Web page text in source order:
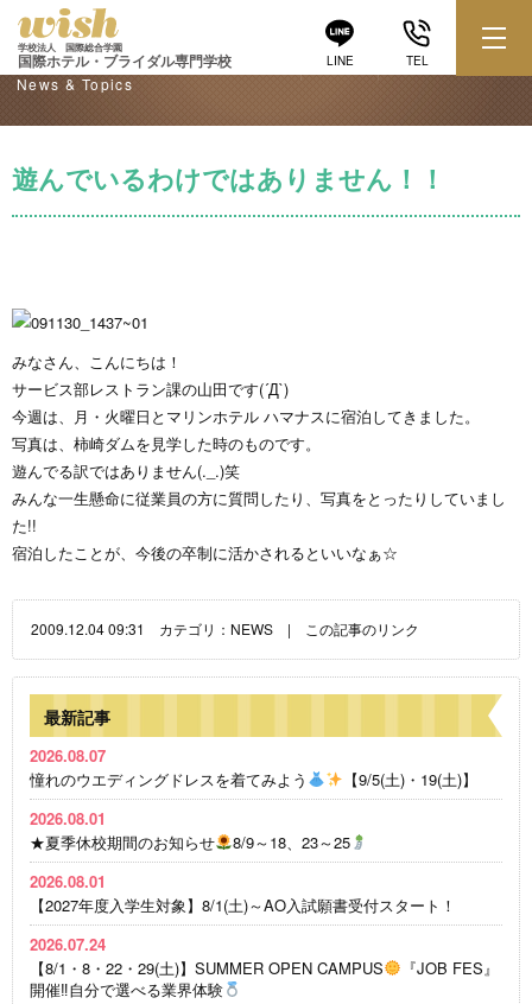
LINE TEL
学校法人 国際総合学園
国際ホテル・ブライダル専門学校
学校からのお知らせ
News & Topics
遊んでいるわけではありません！！
みなさん、こんにちは！
サービス部レストラン課の山田です(´Д`)
今週は、月・火曜日とマリンホテル ハマナスに宿泊してきました。
写真は、柿崎ダムを見学した時のものです。
遊んでる訳ではありません(._.)笑
みんな一生懸命に従業員の方に質問したり、写真をとったりしていまし
た!!
宿泊したことが、今後の卒制に活かされるといいなぁ☆
2009.12.04 09:31 カテゴリ： NEWS | この記事のリンク
最新記事
2026.08.07
憧れのウエディングドレスを着てみよう
【9/5(土)・19(土)】
2026.08.01
★夏季休校期間のお知らせ
8/9～18、23～25
2026.08.01
【2027年度入学生対象】8/1(土)～AO入試願書受付スタート！
2026.07.24
【8/1・8・22・29(土)】SUMMER OPEN CAMPUS
『JOB FES』
開催‼自分で選べる業界体験